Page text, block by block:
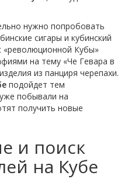
нужно попробовать
сигары и кубинский
«революционной Кубы»
на тему «Че Гевара в
из панциря черепахи.
подойдет тем
побывали на
получить новые
и поиск
на Кубе